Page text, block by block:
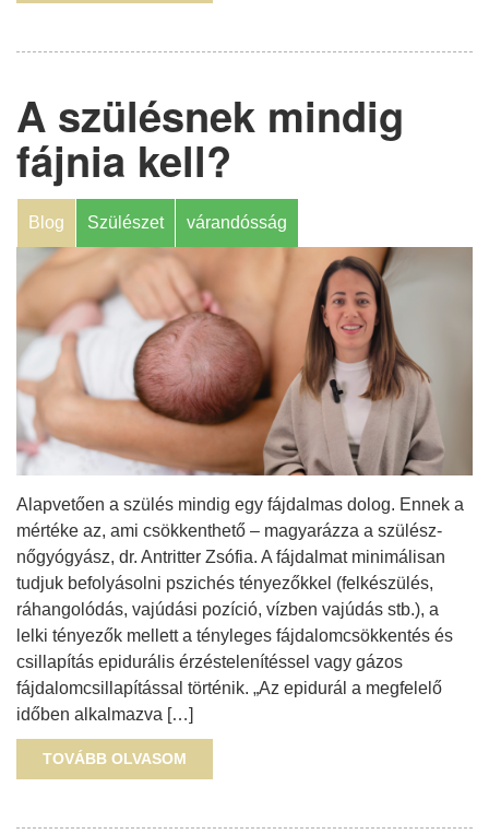
A szülésnek mindig
fájnia kell?
Blog Szülészet várandósság
Alapvetően a szülés mindig egy fájdalmas dolog. Ennek a
mértéke az, ami csökkenthető – magyarázza a szülész-
nőgyógyász, dr. Antritter Zsófia. A fájdalmat minimálisan
tudjuk befolyásolni pszichés tényezőkkel (felkészülés,
ráhangolódás, vajúdási pozíció, vízben vajúdás stb.), a
lelki tényezők mellett a tényleges fájdalomcsökkentés és
csillapítás epidurális érzéstelenítéssel vagy gázos
fájdalomcsillapítással történik. „Az epidurál a megfelelő
időben alkalmazva […]
TOVÁBB OLVASOM